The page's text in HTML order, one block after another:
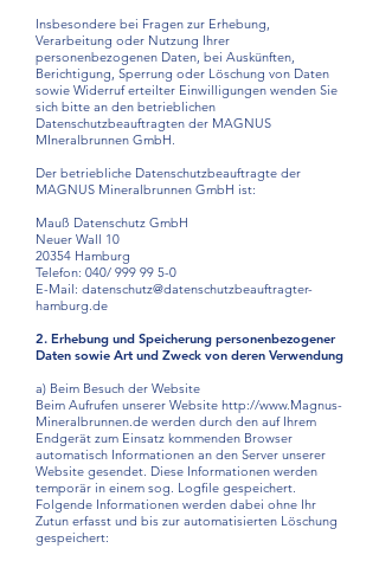
Insbesondere bei Fragen zur Erhebung,
Verarbeitung oder Nutzung Ihrer
personenbezogenen Daten, bei Auskünften,
Berichtigung, Sperrung oder Löschung von Daten
sowie Widerruf erteilter Einwilligungen wenden Sie
sich bitte an den betrieblichen
Datenschutzbeauftragten der MAGNUS
MIneralbrunnen GmbH.
Der betriebliche Datenschutzbeauftragte der
MAGNUS Mineralbrunnen GmbH ist:
Mauß Datenschutz GmbH
Neuer Wall 10
20354 Hamburg
Telefon: 040/ 999 99 5-0
E-Mail: datenschutz@datenschutzbeauftragter-
hamburg.de
2. Erhebung und Speicherung personenbezogener
Daten sowie Art und Zweck von deren Verwendung
a) Beim Besuch der Website
Beim Aufrufen unserer Website http://www.Magnus-
Mineralbrunnen.de werden durch den auf Ihrem
Endgerät zum Einsatz kommenden Browser
automatisch Informationen an den Server unserer
Website gesendet. Diese Informationen werden
temporär in einem sog. Logfile gespeichert.
Folgende Informationen werden dabei ohne Ihr
Zutun erfasst und bis zur automatisierten Löschung
gespeichert: